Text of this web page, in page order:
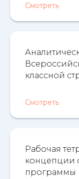
Смотреть
классной
Смотреть
Рабочая
концепции
программы